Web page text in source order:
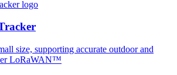
size, supporting accurate outdoor and
LoRaWAN™